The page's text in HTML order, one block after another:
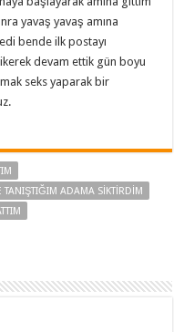
yavaş yavaş amına
bende ilk postayı
devam ettik gün boyu
seks yaparak bir
TANIŞTIĞIM ADAMA SIKTIRDIM